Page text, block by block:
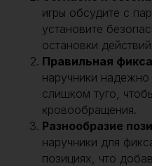
игры обсудите с
установите
остановки
Правильная
наручники
слишком туго,
кровообращения.
Разнообразие
наручники для
позициях, что